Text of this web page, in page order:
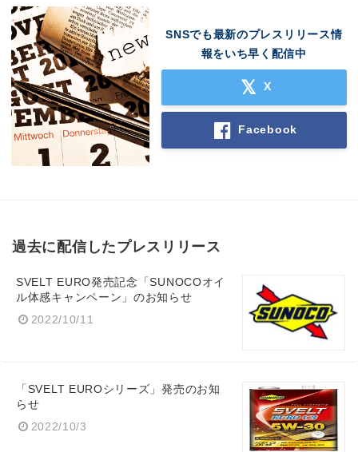
SNSでも最新のプレスリリース情
報をいち早く配信中
X
Facebook
過去に配信したプレスリリース
SVELT EURO発売記念「SUNOCOオイ
ル体感キャンペーン」のお知らせ
2022/10/11
「SVELT EUROシリーズ」発売のお知
らせ
2022/10/3